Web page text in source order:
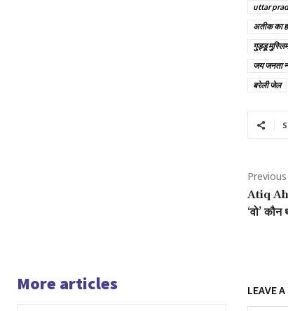
uttar
अतीक का
गुड्डू मुस्लिम
जय जनता
बरेली जेल
Atiq
‘वो’
More articles LEAVE A